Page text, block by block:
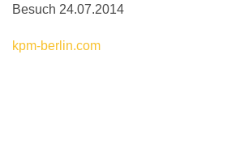
Besuch 24.07.2014
kpm-berlin.com